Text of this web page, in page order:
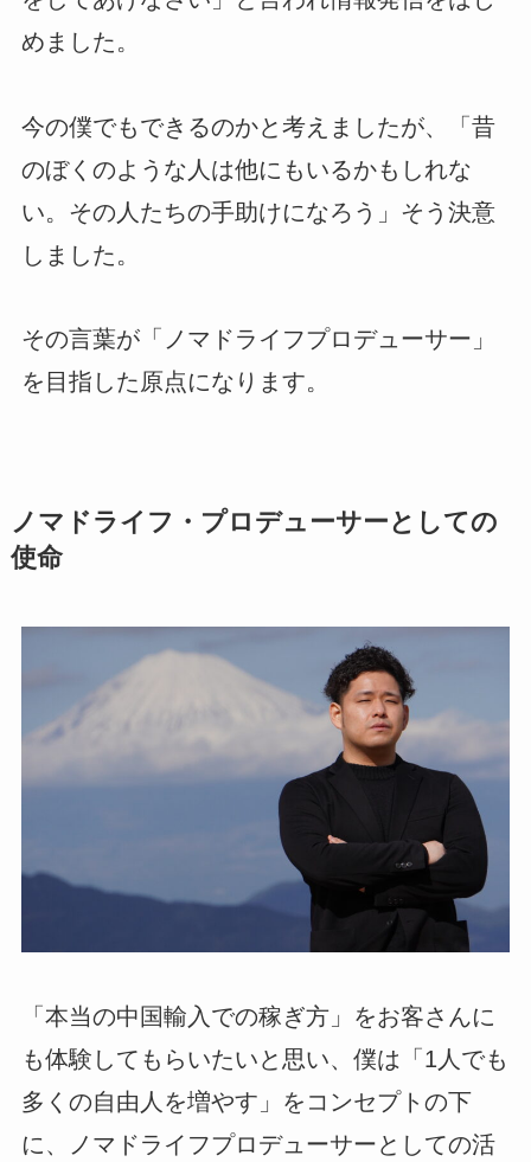
めました。
今の僕でもできるのかと考えましたが、「昔
のぼくのような人は他にもいるかもしれな
い。その人たちの手助けになろう」そう決意
しました。
その言葉が「ノマドライフプロデューサー」
を目指した原点になります。
ノマドライフ・プロデューサーとしての
使命
「本当の中国輸入での稼ぎ方」をお客さんに
も体験してもらいたいと思い、僕は「1人でも
多くの自由人を増やす」をコンセプトの下
に、ノマドライフプロデューサーとしての活